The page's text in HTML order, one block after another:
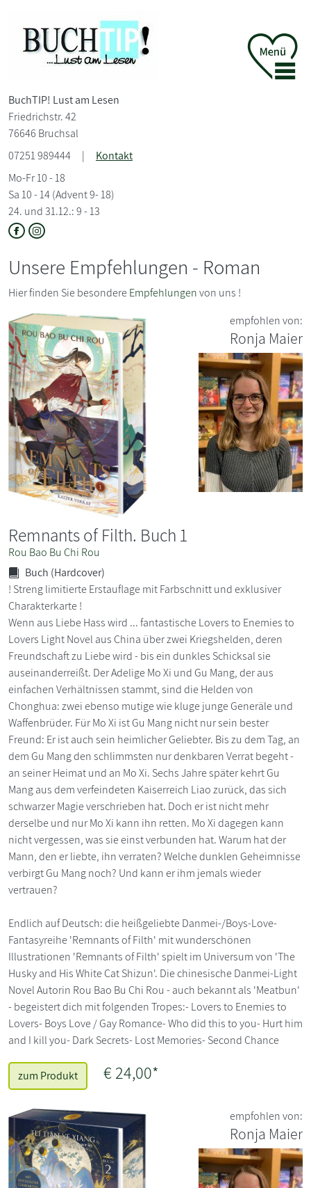
BuchTIP! Lust am Lesen
Friedrichstr. 42
76646 Bruchsal
07251 989444
|
Kontakt
Mo-Fr 10 - 18
Sa 10 - 14 (Advent 9- 18)
24. und 31.12.: 9 - 13
Unsere Empfehlungen - Roman
Hier finden Sie besondereEmpfehlungenvon uns !
empfohlen von:
Ronja Maier
Remnants of Filth. Buch 1
Rou Bao Bu Chi Rou
Buch (Hardcover)
! Streng limitierte Erstauflage mit Farbschnitt und exklusiver
Charakterkarte !
Wenn aus Liebe Hass wird ... fantastische Lovers to Enemies to
Lovers Light Novel aus China über zwei Kriegshelden, deren
Freundschaft zu Liebe wird - bis ein dunkles Schicksal sie
auseinanderreißt. Der Adelige Mo Xi und Gu Mang, der aus
einfachen Verhältnissen stammt, sind die Helden von
Chonghua: zwei ebenso mutige wie kluge junge Generäle und
Waffenbrüder. Für Mo Xi ist Gu Mang nicht nur sein bester
Freund: Er ist auch sein heimlicher Geliebter. Bis zu dem Tag, an
dem Gu Mang den schlimmsten nur denkbaren Verrat begeht -
an seiner Heimat und an Mo Xi. Sechs Jahre später kehrt Gu
Mang aus dem verfeindeten Kaiserreich Liao zurück, das sich
schwarzer Magie verschrieben hat. Doch er ist nicht mehr
derselbe und nur Mo Xi kann ihn retten. Mo Xi dagegen kann
nicht vergessen, was sie einst verbunden hat. Warum hat der
Mann, den er liebte, ihn verraten? Welche dunklen Geheimnisse
verbirgt Gu Mang noch? Und kann er ihm jemals wieder
vertrauen?
Endlich auf Deutsch: die heißgeliebte Danmei-/Boys-Love-
Fantasyreihe 'Remnants of Filth' mit wunderschönen
Illustrationen 'Remnants of Filth' spielt im Universum von 'The
Husky and His White Cat Shizun'. Die chinesische Danmei-Light
Novel Autorin Rou Bao Bu Chi Rou - auch bekannt als 'Meatbun'
- begeistert dich mit folgenden Tropes:- Lovers to Enemies to
Lovers- Boys Love / Gay Romance- Who did this to you- Hurt him
and I kill you- Dark Secrets- Lost Memories- Second Chance
zum Produkt € 24,00*
empfohlen von:
Ronja Maier